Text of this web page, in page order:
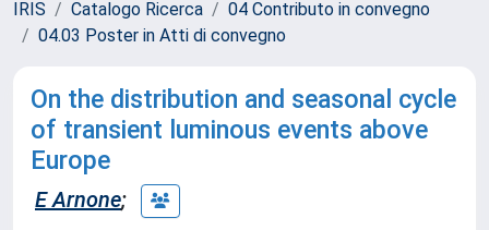
IRIS Catalogo Ricerca
04 Contributo in convegno
04.03 Poster in Atti di convegno
On the distribution and seasonal cycle
of transient luminous events above
Europe
E Arnone;